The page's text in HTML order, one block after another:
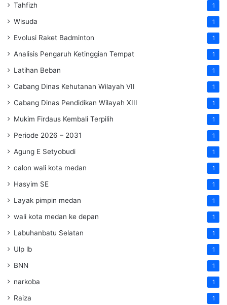
Tahfizh 1
Wisuda 1
Evolusi Raket Badminton 1
Analisis Pengaruh Ketinggian Tempat 1
Latihan Beban 1
Cabang Dinas Kehutanan Wilayah VII 1
Cabang Dinas Pendidikan Wilayah XIII 1
Mukim Firdaus Kembali Terpilih 1
Periode 2026 – 2031 1
Agung E Setyobudi 1
calon wali kota medan 1
Hasyim SE 1
Layak pimpin medan 1
wali kota medan ke depan 1
Labuhanbatu Selatan 1
Ulp lb 1
BNN 1
narkoba 1
Raiza 1